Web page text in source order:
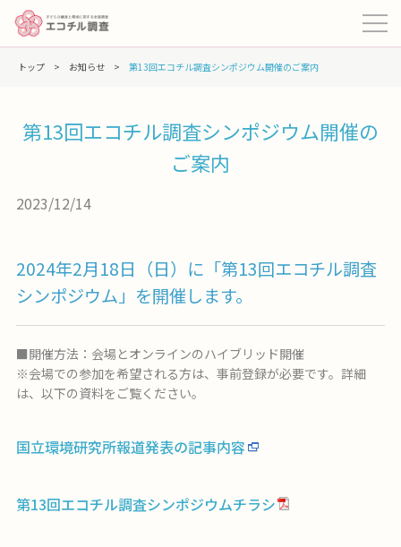
トップ > お知らせ > 第13回エコチル調査シンポジウム開催のご案内
第13回エコチル調査シンポジウム開催の
ご案内
2023/12/14
2024年2月18日（日）に「第13回エコチル調査
シンポジウム」を開催します。
■開催方法：会場とオンラインのハイブリッド開催
※会場での参加を希望される方は、事前登録が必要です。詳細
は、以下の資料をご覧ください。
国立環境研究所報道発表の記事内容
第13回エコチル調査シンポジウムチラシ